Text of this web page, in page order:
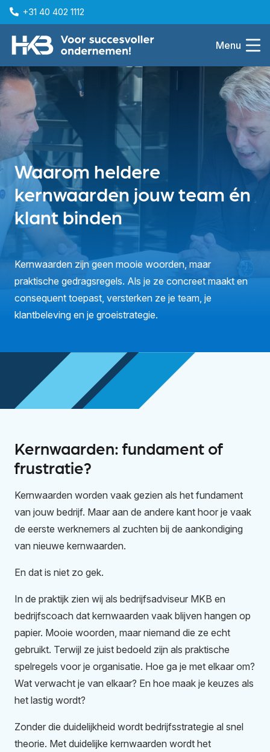
+31 40 402 1112
Menu
Waarom heldere
kernwaarden jouw team én
klant binden
Kernwaarden zijn geen mooie woorden, maar
praktische gedragsregels. Als je ze concreet maakt en
consequent toepast, versterken ze je team, je
klantbeleving en je groeistrategie.
Kernwaarden: fundament of
frustratie?
Kernwaarden worden vaak gezien als het fundament
van jouw bedrijf. Maar aan de andere kant hoor je vaak
de eerste werknemers al zuchten bij de aankondiging
van nieuwe kernwaarden.
En dat is niet zo gek.
In de praktijk zien wij als bedrijfsadviseur MKB en
bedrijfscoach dat kernwaarden vaak blijven hangen op
papier. Mooie woorden, maar niemand die ze echt
gebruikt. Terwijl ze juist bedoeld zijn als praktische
spelregels voor je organisatie. Hoe ga je met elkaar om?
Wat verwacht je van elkaar? En hoe maak je keuzes als
het lastig wordt?
Zonder die duidelijkheid wordt bedrijfsstrategie al snel
theorie. Met duidelijke kernwaarden wordt het